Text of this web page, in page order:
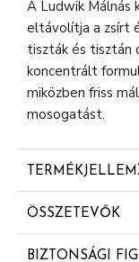
A Ludwik Málnás
eltávolítja a zsírt
tiszták és tisztán
koncentrált
miközben friss
mosogatást.
Hatékony
Kristálytiszta
Sűrű,
ÖSSZETEVŐK
5-15%
BIZTONSÁGI